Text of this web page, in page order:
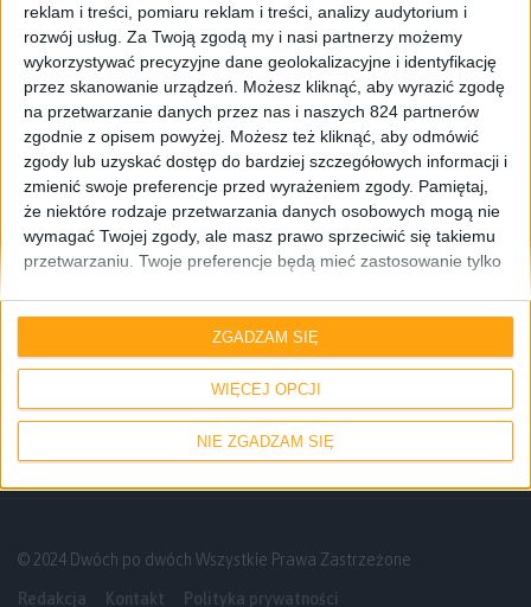
reklam i treści, pomiaru reklam i treści, analizy audytorium i
rozwój usług. Za Twoją zgodą my i nasi partnerzy możemy
wykorzystywać precyzyjne dane geolokalizacyjne i identyfikację
przez skanowanie urządzeń. Możesz kliknąć, aby wyrazić zgodę
na przetwarzanie danych przez nas i naszych 824 partnerów
zgodnie z opisem powyżej. Możesz też kliknąć, aby odmówić
zgody lub uzyskać dostęp do bardziej szczegółowych informacji i
zmienić swoje preferencje przed wyrażeniem zgody. Pamiętaj,
że niektóre rodzaje przetwarzania danych osobowych mogą nie
wymagać Twojej zgody, ale masz prawo sprzeciwić się takiemu
przetwarzaniu. Twoje preferencje będą mieć zastosowanie tylko
przycisk "Prywatność" na dole strony.
WIĘCEJ OPCJI
NIE ZGADZAM SIĘ
ZGADZAM SIĘ
Informacje Tablety
Tablety Samsung Galaxy Tab 3 – znamy
ceny i daty premiery w Polsce
© 2024 Dwóch po dwóch Wszystkie Prawa Zastrzeżone
Redakcja Kontakt Polityka prywatności